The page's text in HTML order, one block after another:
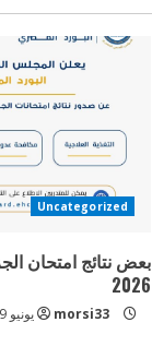
Uncategorized
بعض نتائج امتحان
2026
morsi33 يونيو 29, 2026